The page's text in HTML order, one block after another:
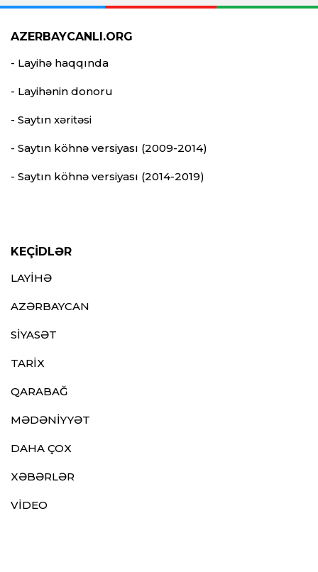
AZERBAYCANLI.ORG
- Layihə haqqında
- Layihənin donoru
- Saytın xəritəsi
- Saytın köhnə versiyası (2009-2014)
- Saytın köhnə versiyası (2014-2019)
KEÇİDLƏR
LAYİHƏ
AZƏRBAYCAN
SİYASƏT
TARİX
QARABAĞ
MƏDƏNİYYƏT
DAHA ÇOX
XƏBƏRLƏR
VİDEO